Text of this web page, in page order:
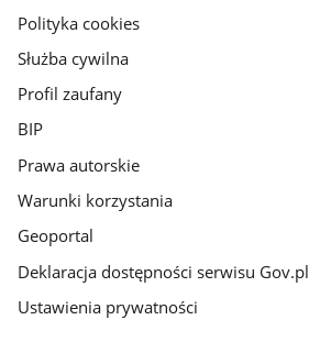
gov.pl
Polityka cookies
Służba cywilna
Profil zaufany
BIP
Prawa autorskie
Warunki korzystania
Geoportal
Deklaracja dostępności serwisu Gov.pl
Ustawienia prywatności